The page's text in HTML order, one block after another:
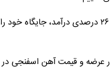
«کچاد» با رشد ۲۶ درصدی درآمد، جایگاه خود را
عرضه و قیمت آهن اسفنجی در